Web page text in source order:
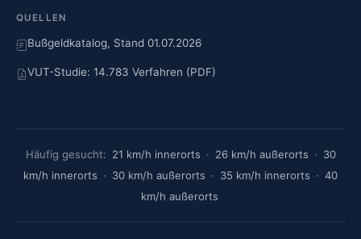
QUELLEN
Bußgeldkatalog, Stand 01.07.2026
VUT-Studie: 14.783 Verfahren (PDF)
Häufig gesucht: 21 km/h innerorts · 26 km/h außerorts · 30
km/h innerorts · 30 km/h außerorts · 35 km/h innerorts · 40
km/h außerorts